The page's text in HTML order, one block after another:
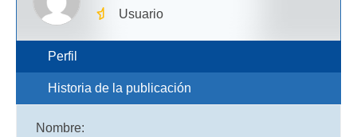
Usuario
Perfil
Historia de la publicación
Nombre: